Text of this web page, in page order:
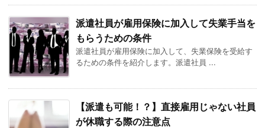
派遣社員が雇用保険に加入して失業手当を
もらうための条件
派遣社員が雇用保険に加入して、失業保険を受給す
るための条件を紹介します。派遣社員 ...
【派遣も可能！？】直接雇用じゃない社員
が休職する際の注意点